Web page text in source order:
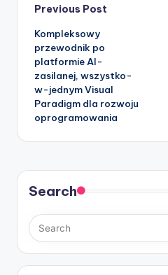
Post
navigation
Previous Post
Kompleksowy
przewodnik po
platformie AI-
zasilanej, wszystko-
w-jednym Visual
Paradigm dla rozwoju
oprogramowania
Search